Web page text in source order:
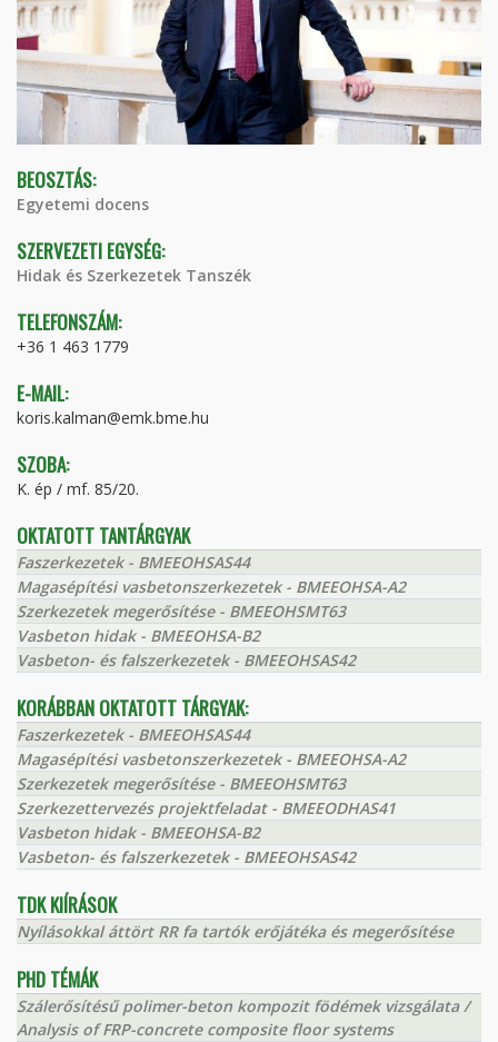
BEOSZTÁS:
Egyetemi docens
SZERVEZETI EGYSÉG:
Hidak és Szerkezetek Tanszék
TELEFONSZÁM:
+36 1 463 1779
E-MAIL:
koris.kalman@emk.bme.hu
SZOBA:
K. ép / mf. 85/20.
OKTATOTT TANTÁRGYAK
Faszerkezetek - BMEEOHSAS44
Magasépítési vasbetonszerkezetek - BMEEOHSA-A2
Szerkezetek megerősítése - BMEEOHSMT63
Vasbeton hidak - BMEEOHSA-B2
Vasbeton- és falszerkezetek - BMEEOHSAS42
KORÁBBAN OKTATOTT TÁRGYAK:
Faszerkezetek - BMEEOHSAS44
Magasépítési vasbetonszerkezetek - BMEEOHSA-A2
Szerkezetek megerősítése - BMEEOHSMT63
Szerkezettervezés projektfeladat - BMEEODHAS41
Vasbeton hidak - BMEEOHSA-B2
Vasbeton- és falszerkezetek - BMEEOHSAS42
TDK KIÍRÁSOK
Nyílásokkal áttört RR fa tartók erőjátéka és megerősítése
PHD TÉMÁK
Szálerősítésű polimer-beton kompozit födémek vizsgálata /
Analysis of FRP-concrete composite floor systems